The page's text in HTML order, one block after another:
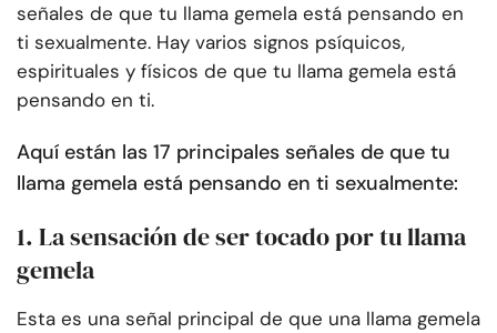
señales de que tu llama gemela está pensando en
ti sexualmente. Hay varios signos psíquicos,
espirituales y físicos de que tu llama gemela está
pensando en ti.
Aquí están las 17 principales señales de que tu
llama gemela está pensando en ti sexualmente:
1. La sensación de ser tocado por tu llama
gemela
Esta es una señal principal de que una llama gemela